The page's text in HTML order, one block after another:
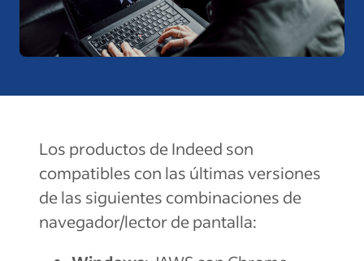
Los productos de Indeed son
compatibles con las últimas versiones
de las siguientes combinaciones de
navegador/lector de pantalla: